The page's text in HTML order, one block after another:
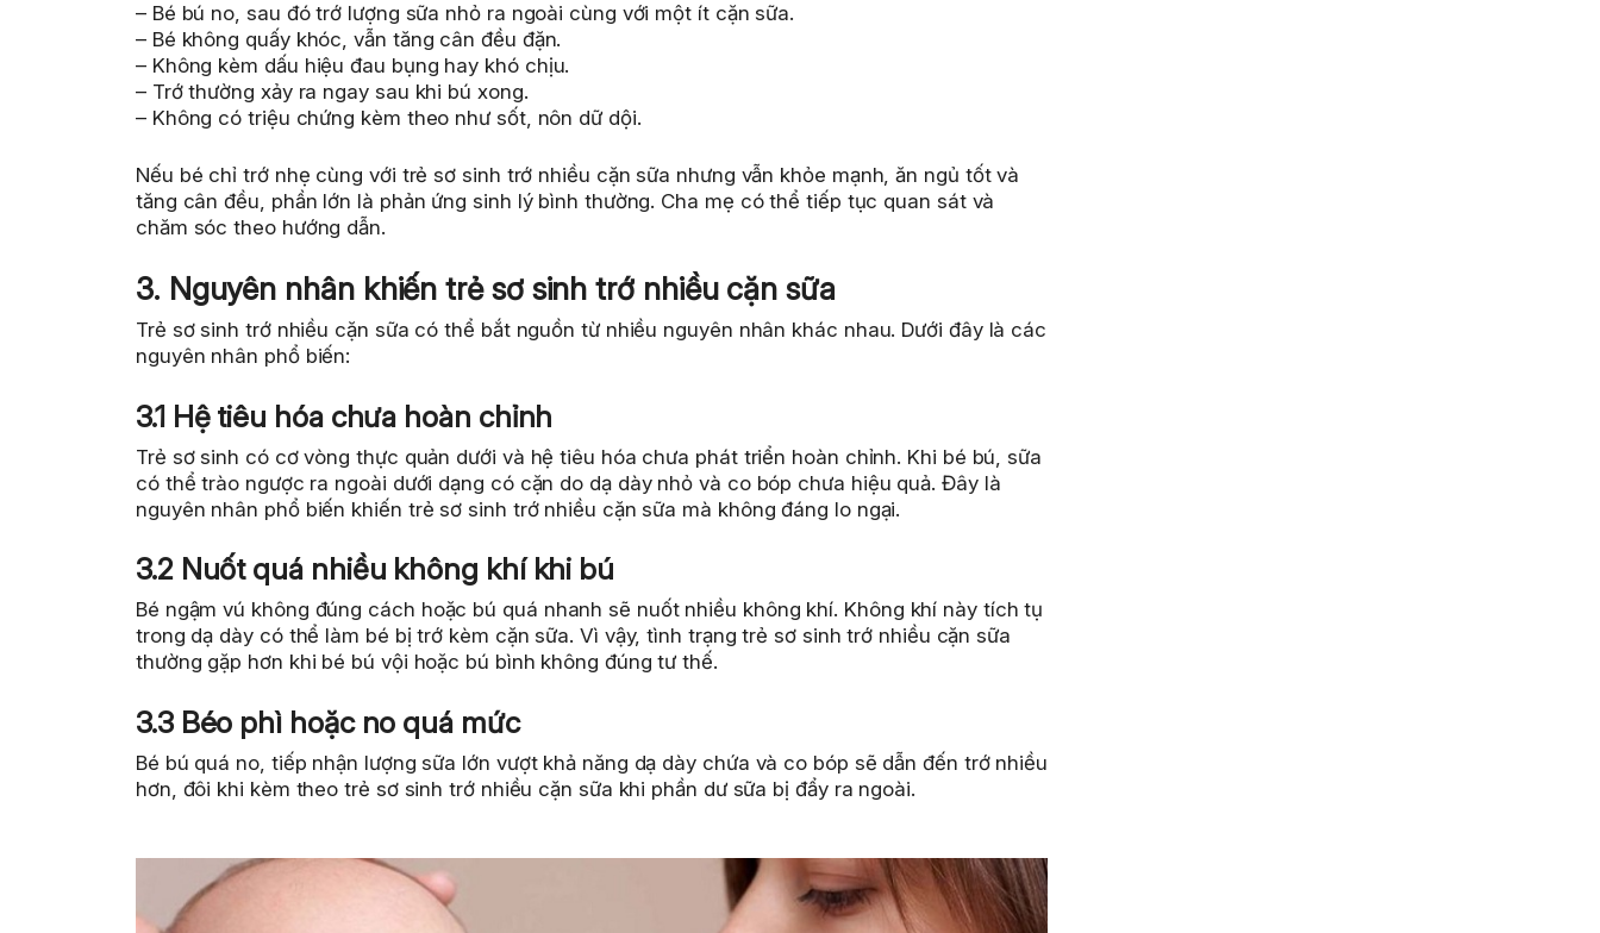
– Bé bú no, sau đó trớ lượng sữa nhỏ ra ngoài cùng với một ít cặn sữa.
– Bé không quấy khóc, vẫn tăng cân đều đặn.
– Không kèm dấu hiệu đau bụng hay khó chịu.
– Trớ thường xảy ra ngay sau khi bú xong.
– Không có triệu chứng kèm theo như sốt, nôn dữ dội.
Nếu bé chỉ trớ nhẹ cùng với trẻ sơ sinh trớ nhiều cặn sữa nhưng vẫn khỏe mạnh, ăn ngủ tốt và
tăng cân đều, phần lớn là phản ứng sinh lý bình thường. Cha mẹ có thể tiếp tục quan sát và
chăm sóc theo hướng dẫn.
3. Nguyên nhân khiến trẻ sơ sinh trớ nhiều cặn sữa
Trẻ sơ sinh trớ nhiều cặn sữa có thể bắt nguồn từ nhiều nguyên nhân khác nhau. Dưới đây là các
nguyên nhân phổ biến:
3.1 Hệ tiêu hóa chưa hoàn chỉnh
Trẻ sơ sinh có cơ vòng thực quản dưới và hệ tiêu hóa chưa phát triển hoàn chỉnh. Khi bé bú, sữa
có thể trào ngược ra ngoài dưới dạng có cặn do dạ dày nhỏ và co bóp chưa hiệu quả. Đây là
nguyên nhân phổ biến khiến trẻ sơ sinh trớ nhiều cặn sữa mà không đáng lo ngại.
3.2 Nuốt quá nhiều không khí khi bú
Bé ngậm vú không đúng cách hoặc bú quá nhanh sẽ nuốt nhiều không khí. Không khí này tích tụ
trong dạ dày có thể làm bé bị trớ kèm cặn sữa. Vì vậy, tình trạng trẻ sơ sinh trớ nhiều cặn sữa
thường gặp hơn khi bé bú vội hoặc bú bình không đúng tư thế.
3.3 Béo phì hoặc no quá mức
Bé bú quá no, tiếp nhận lượng sữa lớn vượt khả năng dạ dày chứa và co bóp sẽ dẫn đến trớ nhiều
hơn, đôi khi kèm theo trẻ sơ sinh trớ nhiều cặn sữa khi phần dư sữa bị đẩy ra ngoài.